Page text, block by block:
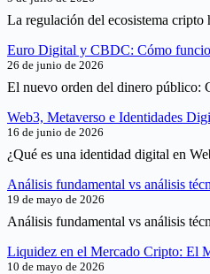
La regulación del ecosistema cripto
Euro Digital y CBDC: Cómo
26 de junio de 2026
El nuevo orden del dinero público:
Web3, Metaverso e Identidades
16 de junio de 2026
¿Qué es una identidad digital en
Análisis fundamental vs análisis
19 de mayo de 2026
Análisis fundamental vs análisis
Liquidez en el Mercado Cripto: El
10 de mayo de 2026